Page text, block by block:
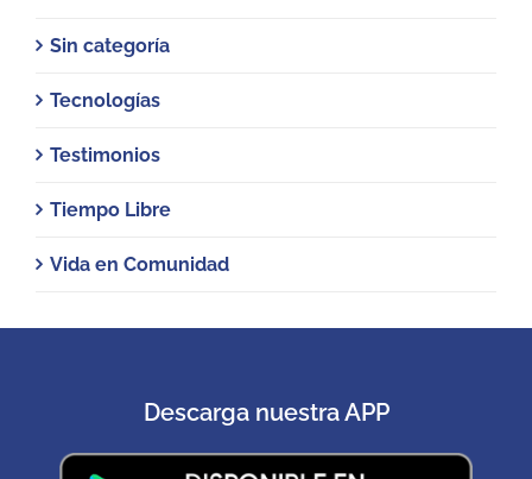
Sin categoría
Tecnologías
Testimonios
Tiempo Libre
Vida en Comunidad
Descarga nuestra APP